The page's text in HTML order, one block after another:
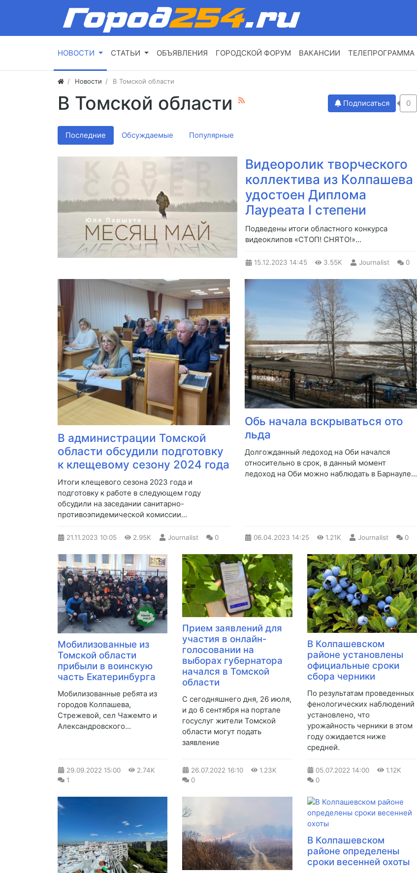
НОВОСТИ СТАТЬИ ОБЪЯВЛЕНИЯ ГОРОДСКОЙ ФОРУМ ВАКАНСИИ ТЕЛЕПРОГРАММА
Новости В Томской области
В Томской области Подписаться 0
Последние Обсуждаемые Популярные
Видеоролик творческого
коллектива из Колпашева
удостоен Диплома
Лауреата I степени
​Подведены итоги областного конкурса
видеоклипов «СТОП! СНЯТО!»...
15.12.2023 14:45 3.55K Journalist 0
В администрации Томской
области обсудили подготовку
к клещевому сезону 2024 года
​Итоги клещевого сезона 2023 года и
подготовку к работе в следующем году
обсудили на заседании санитарно-
противоэпидемической комиссии...
21.11.2023 10:05 2.95K Journalist 0
Обь начала вскрываться ото
льда
​Долгожданный ледоход на Оби начался
относительно в срок, в данный момент
ледоход на Оби можно наблюдать в Барнауле...
06.04.2023 14:25 1.21K Journalist 0
Мобилизованные из
Томской области
прибыли в воинскую
часть Екатеринбурга
​Мобилизованные ребята из
городов Колпашева,
Стрежевой, сел Чажемто и
Александровского...
29.09.2022 15:00
2.74K
1
Прием заявлений для
участия в онлайн-
голосовании на
выборах губернатора
начался в Томской
области
​С сегодняшнего дня, 26 июля,
и до 6 сентября на портале
госуслуг жители Томской
области могут подать
заявление
26.07.2022 16:10
1.23K
0
В Колпашевском
районе установлены
официальные сроки
сбора черники
​По результатам проведенных
фенологических наблюдений
установлено, что
урожайность черники в этом
году ожидается ниже
средней.
05.07.2022 14:00
1.12K
0
В Колпашевском
районе определены
сроки весенней охоты